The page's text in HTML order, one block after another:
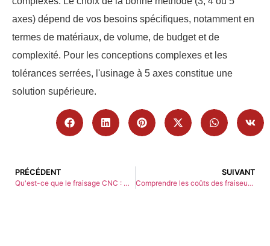
axes) dépend de vos besoins spécifiques, notamment en
termes de matériaux, de volume, de budget et de
complexité. Pour les conceptions complexes et les
tolérances serrées, l'usinage à 5 axes constitue une
solution supérieure.
PRÉCÉDENT
Qu'est-ce que le fraisage CNC : Un guide complet par GCH
SUIVANT
Comprendre les coûts des fraiseuses CNC